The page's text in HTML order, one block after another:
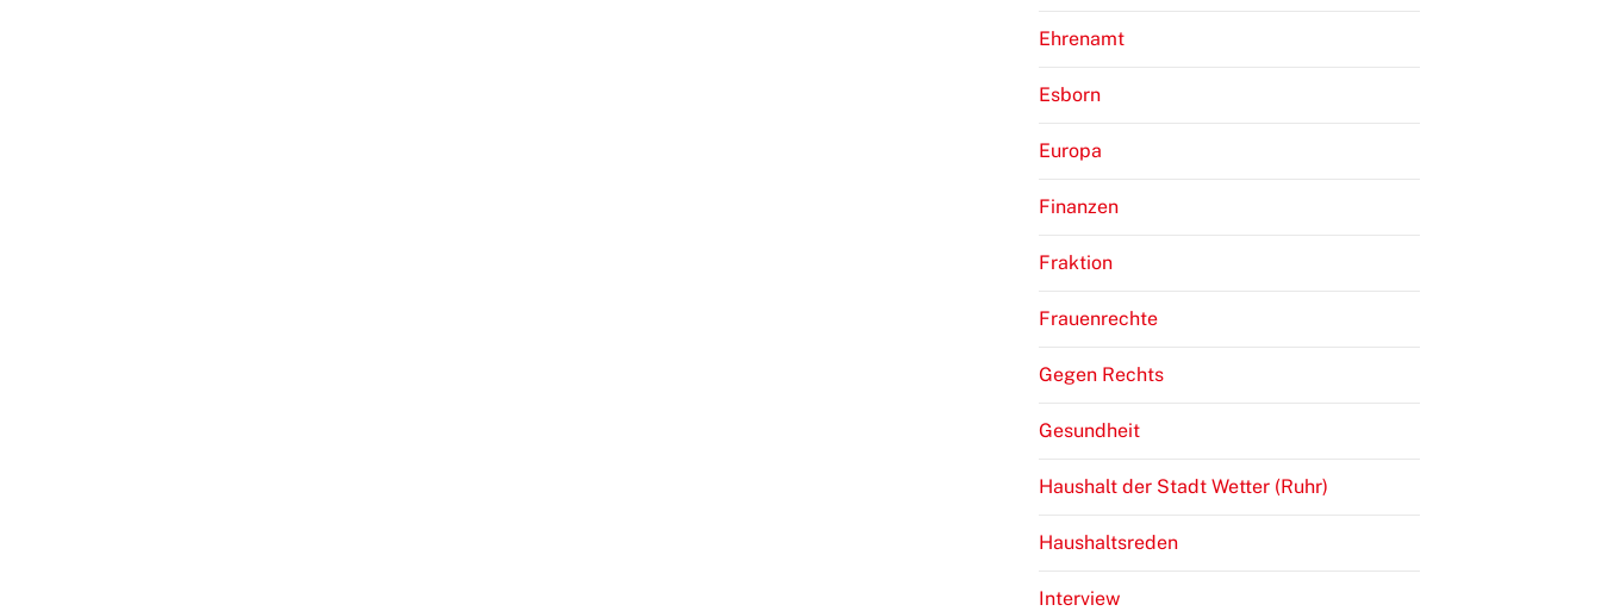
Ehrenamt
Esborn
Europa
Finanzen
Fraktion
Frauenrechte
Gegen Rechts
Gesundheit
Haushalt der Stadt Wetter (Ruhr)
Haushaltsreden
Interview